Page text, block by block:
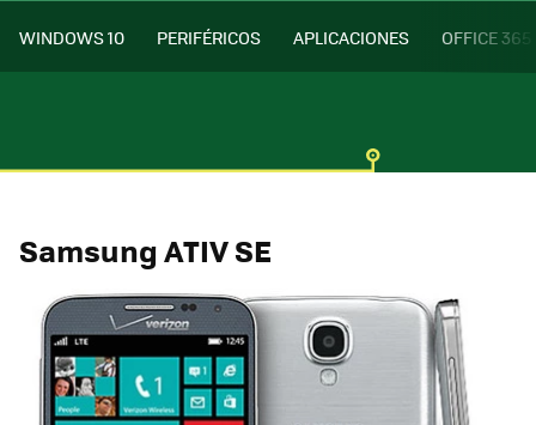
WINDOWS 10 PERIFÉRICOS APLICACIONES OFFICE 365
Samsung ATIV SE